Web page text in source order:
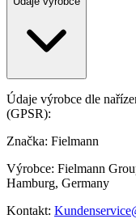
Údaje výrobce dle
(GPSR):
Značka: Fielmann
Výrobce: Fielmann
Hamburg, Germany
Kontakt: